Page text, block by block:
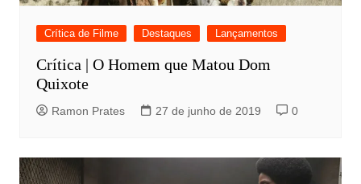
Crítica de Filme Destaques Lançamentos
Crítica | O Homem que Matou Dom
Quixote
Ramon Prates 27 de junho de 2019 0